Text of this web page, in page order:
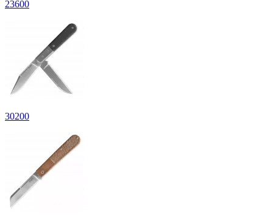
23600
30200